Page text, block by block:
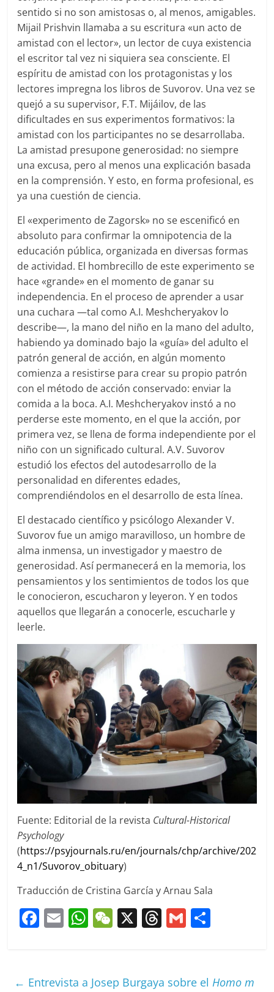
sentido si no son amistosas o, al menos, amigables.
Mijail Prishvin llamaba a su escritura «un acto de
amistad con el lector», un lector de cuya existencia
el escritor tal vez ni siquiera sea consciente. El
espíritu de amistad con los protagonistas y los
lectores impregna los libros de Suvorov. Una vez se
quejó a su supervisor, F.T. Mijáilov, de las
dificultades en sus experimentos formativos: la
amistad con los participantes no se desarrollaba.
La amistad presupone generosidad: no siempre
una excusa, pero al menos una explicación basada
en la comprensión. Y esto, en forma profesional, es
ya una cuestión de ciencia.
El «experimento de Zagorsk» no se escenificó en
absoluto para confirmar la omnipotencia de la
educación pública, organizada en diversas formas
de actividad. El hombrecillo de este experimento se
hace «grande» en el momento de ganar su
independencia. En el proceso de aprender a usar
una cuchara —tal como A.I. Meshcheryakov lo
describe—, la mano del niño en la mano del adulto,
habiendo ya dominado bajo la «guía» del adulto el
patrón general de acción, en algún momento
comienza a resistirse para crear su propio patrón
con el método de acción conservado: enviar la
comida a la boca. A.I. Meshcheryakov instó a no
perderse este momento, en el que la acción, por
primera vez, se llena de forma independiente por el
niño con un significado cultural. A.V. Suvorov
estudió los efectos del autodesarrollo de la
personalidad en diferentes edades,
comprendiéndolos en el desarrollo de esta línea.
El destacado científico y psicólogo Alexander V.
Suvorov fue un amigo maravilloso, un hombre de
alma inmensa, un investigador y maestro de
generosidad. Así permanecerá en la memoria, los
pensamientos y los sentimientos de todos los que
le conocieron, escucharon y leyeron. Y en todos
aquellos que llegarán a conocerle, escucharle y
leerle.
Fuente: Editorial de la revista Cultural-Historical
Psychology
(https://psyjournals.ru/en/journals/chp/archive/202
4_n1/Suvorov_obituary)
Traducción de Cristina García y Arnau Sala
F
a
e
E
m
l
W
h
s
W
e
h
X T
h
a
G
m
l p
← Entrevista a Josep Burgaya sobre el Homo m